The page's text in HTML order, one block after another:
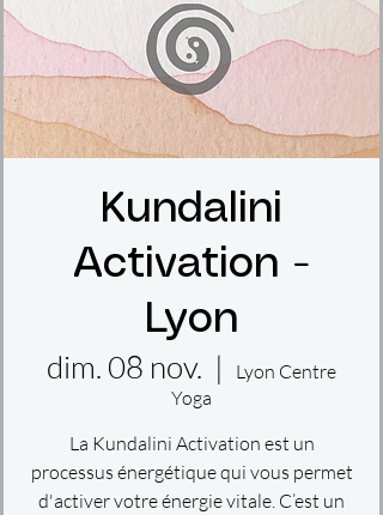
Kundalini
Activation -
Lyon
dim. 08 nov.
  |
Lyon Centre
Yoga
La Kundalini Activation est un
processus énergétique qui vous permet
d'activer votre énergie vitale. C’est un